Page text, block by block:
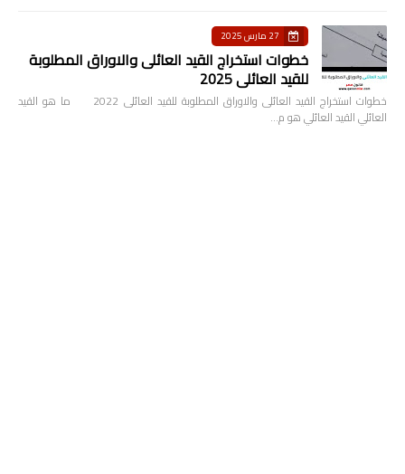
27 مارس 2025
خطوات استخراج القيد العائلى والاوراق المطلوبة
للقيد العائلى 2025
خطوات استخراج القيد العائلى والاوراق المطلوبة للقيد العائلى 2022 ما هو القيد
العائلي القيد العائلي هو م…